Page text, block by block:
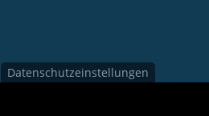
Datenschutzeinstellungen